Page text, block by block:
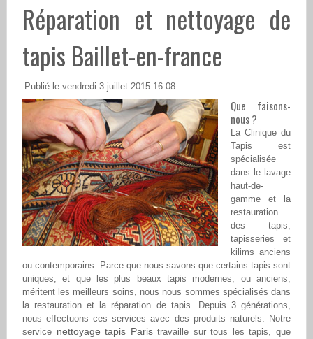
Réparation et nettoyage de
tapis Baillet-en-france
Publié le vendredi 3 juillet 2015 16:08
Que faisons-
nous ?
La Clinique du
Tapis est
spécialisée
dans le lavage
haut-de-
gamme et la
restauration
des tapis,
tapisseries et
kilims anciens
ou contemporains. Parce que nous savons que certains tapis sont
uniques, et que les plus beaux tapis modernes, ou anciens,
méritent les meilleurs soins, nous nous sommes spécialisés dans
la restauration et la réparation de tapis. Depuis 3 générations,
nous effectuons ces services avec des produits naturels. Notre
service nettoyage tapis Paristravaille sur tous les tapis, que